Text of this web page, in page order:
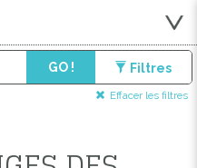
GO ! Filtres
Effacer les filtres